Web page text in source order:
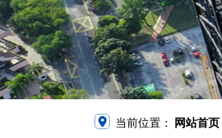
当前位置： 网站首页